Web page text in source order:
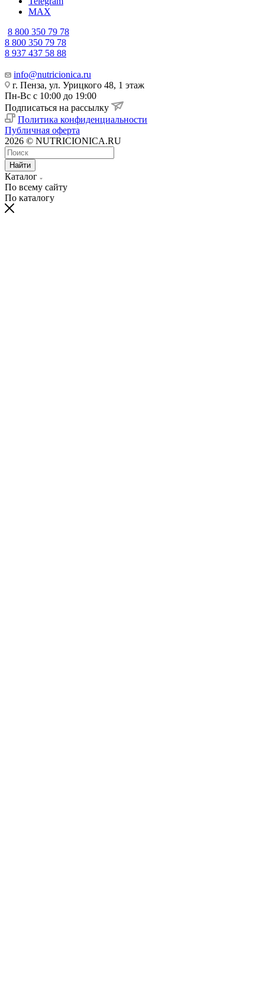
MAX
8 800 350 79 78
8 800 350 79 78
8 937 437 58 88
info@nutricionica.ru
г. Пенза, ул. Урицкого 48, 1 этаж
Пн-Вс с 10:00 до 19:00
Подписаться на рассылку
Политика конфиденциальности
Публичная оферта
2026 © NUTRICIONICA.RU
Найти
Каталог
По всему сайту
По каталогу